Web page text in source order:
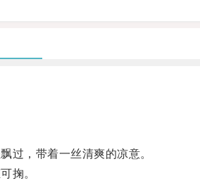
，带着一丝清爽的凉意。
掬。